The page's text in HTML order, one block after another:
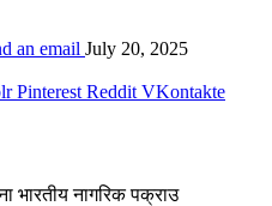
an email July 20, 2025
Pinterest Reddit VKontakte
भारतीय नागरिक पक्राउ